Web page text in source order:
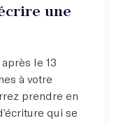
à la clé !une
le 13
à votre
prendre en
qui se